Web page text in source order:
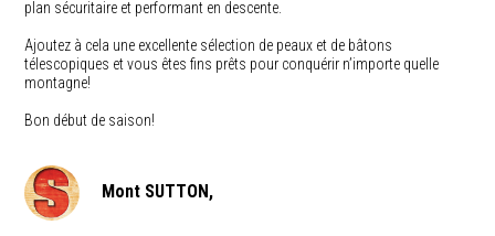
plan sécuritaire et performant en descente.
Ajoutez à cela une excellente sélection de peaux et de bâtons
télescopiques et vous êtes fins prêts pour conquérir n’importe quelle
montagne!
Bon début de saison!
Mont SUTTON,